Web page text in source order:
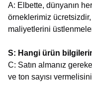
A: Elbette, dünyanın
örneklerimiz
maliyetlerini
S: Hangi ürün
C: Satın almanız
ve ton sayısı